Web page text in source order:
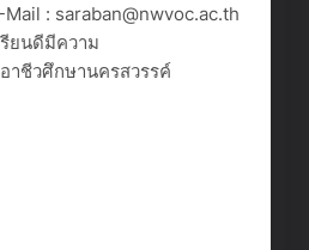
: saraban@nwvoc.ac.th
ยนดีมีความ
าชีวศึกษานครสวรรค์